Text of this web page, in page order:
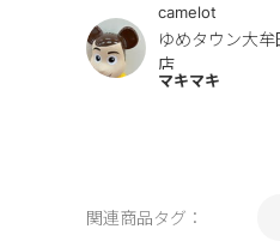
camelot
ゆめタウン大牟
店
マキマキ
関連商品タグ：